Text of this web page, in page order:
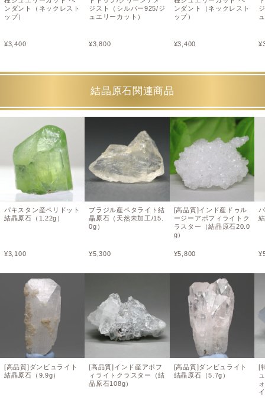
ンダント（ネックレスト
ップ）
¥3,400
ジスト（シルバー925/ジ
ュエリーカット）
¥3,800
ンダント（ネックレスト
ップ）
¥3,400 ¥
結晶原石関連商品
パキスタン産ペリドット
結晶原石（1.22g）
¥3,100
[高品質]ダンビュライト
結晶原石（9.9g）
ブラジル産ペタライト結
晶原石（天然未加工/15.
0g）
¥5,300
[高品質]インド産アポフ
ィライトクラスター（結
晶原石108g）
[高品質]インド産ドゥル
ージーアポフィライトク
ラスター（結晶原石20.0
g）
¥5,800
[高品質]ダンビュライト
結晶原石（5.7g）
¥
[